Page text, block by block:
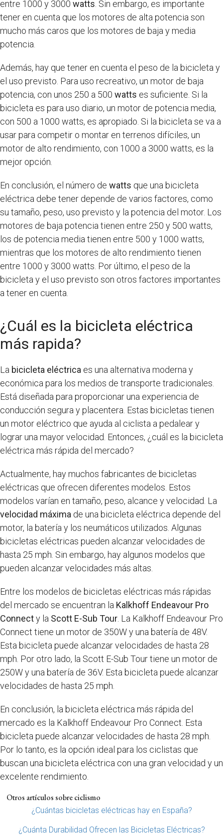
entre 1000 y 3000 watts . Sin embargo, es importante
tener en cuenta que los motores de alta potencia son
mucho más caros que los motores de baja y media
potencia.
Además, hay que tener en cuenta el peso de la bicicleta y
el uso previsto. Para uso recreativo, un motor de baja
potencia, con unos 250 a 500 watts es suficiente. Si la
bicicleta es para uso diario, un motor de potencia media,
con 500 a 1000 watts, es apropiado. Si la bicicleta se va a
usar para competir o montar en terrenos difíciles, un
motor de alto rendimiento, con 1000 a 3000 watts, es la
mejor opción.
En conclusión, el número de watts que una bicicleta
eléctrica debe tener depende de varios factores, como
su tamaño, peso, uso previsto y la potencia del motor. Los
motores de baja potencia tienen entre 250 y 500 watts,
los de potencia media tienen entre 500 y 1000 watts,
mientras que los motores de alto rendimiento tienen
entre 1000 y 3000 watts. Por último, el peso de la
bicicleta y el uso previsto son otros factores importantes
a tener en cuenta.
¿Cuál es la bicicleta eléctrica
más rapida?
La bicicleta eléctrica es una alternativa moderna y
económica para los medios de transporte tradicionales.
Está diseñada para proporcionar una experiencia de
conducción segura y placentera. Estas bicicletas tienen
un motor eléctrico que ayuda al ciclista a pedalear y
lograr una mayor velocidad. Entonces, ¿cuál es la bicicleta
eléctrica más rápida del mercado?
Actualmente, hay muchos fabricantes de bicicletas
eléctricas que ofrecen diferentes modelos. Estos
modelos varían en tamaño, peso, alcance y velocidad. La
velocidad máxima de una bicicleta eléctrica depende del
motor, la batería y los neumáticos utilizados. Algunas
bicicletas eléctricas pueden alcanzar velocidades de
hasta 25 mph. Sin embargo, hay algunos modelos que
pueden alcanzar velocidades más altas.
Entre los modelos de bicicletas eléctricas más rápidas
del mercado se encuentran la Kalkhoff Endeavour Pro
Connecty la Scott E-Sub Tour . La Kalkhoff Endeavour Pro
Connect tiene un motor de 350W y una batería de 48V.
Esta bicicleta puede alcanzar velocidades de hasta 28
mph. Por otro lado, la Scott E-Sub Tour tiene un motor de
250W y una batería de 36V. Esta bicicleta puede alcanzar
velocidades de hasta 25 mph.
En conclusión, la bicicleta eléctrica más rápida del
mercado es la Kalkhoff Endeavour Pro Connect. Esta
bicicleta puede alcanzar velocidades de hasta 28 mph.
Por lo tanto, es la opción ideal para los ciclistas que
buscan una bicicleta eléctrica con una gran velocidad y un
excelente rendimiento.
Otros artículos sobre ciclismo
¿Cuántas bicicletas eléctricas hay en España?
¿Cuánta Durabilidad Ofrecen las Bicicletas Eléctricas?